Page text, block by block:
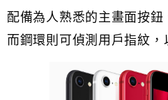
配備為人熟悉的主畫面按
而鋼環則可偵測用戶指紋，